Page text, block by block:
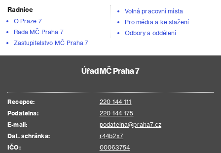
Radnice
O Praze 7
Rada MČ Praha 7
Zastupitelstvo MČ Praha 7
Volná pracovní místa
Pro média a ke stažení
Odbory a oddělení
Úřad MČ Praha 7
Recepce:
220 144 111
Podatelna:
220 144 175
E-mail:
podatelna@praha7.cz
Dat. schránka:
r44b2x7
IČO:
00063754